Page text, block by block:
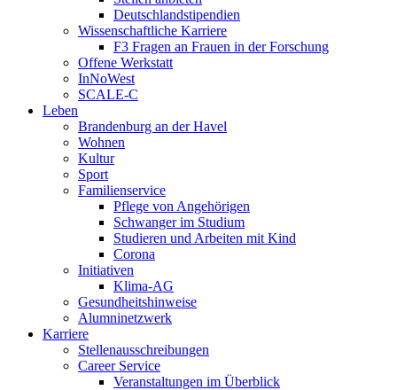
Deutschlandstipendien
Wissenschaftliche Karriere
F3 Fragen an Frauen in der Forschung
Offene Werkstatt
InNoWest
SCALE-C
Leben
Brandenburg an der Havel
Wohnen
Kultur
Sport
Familienservice
Pflege von Angehörigen
Schwanger im Studium
Studieren und Arbeiten mit Kind
Corona
Initiativen
Klima-AG
Gesundheitshinweise
Alumninetzwerk
Karriere
Stellenausschreibungen
Career Service
Veranstaltungen im Überblick